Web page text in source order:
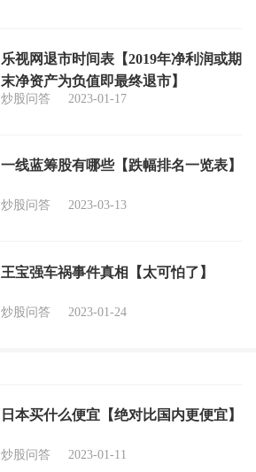
乐视网退市时间表【2019年净利润或期
末净资产为负值即最终退市】
炒股问答 2023-01-17
一线蓝筹股有哪些【跌幅排名一览表】
炒股问答 2023-03-13
王宝强车祸事件真相【太可怕了】
炒股问答 2023-01-24
日本买什么便宜【绝对比国内更便宜】
炒股问答 2023-01-11